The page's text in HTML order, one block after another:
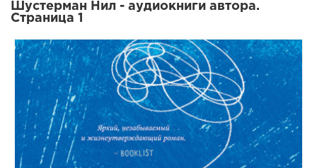
Шустерман Нил - аудиокниги автора.
Страница 1